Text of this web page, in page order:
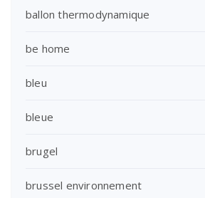
ballon thermodynamique
be home
bleu
bleue
brugel
brussel environnement